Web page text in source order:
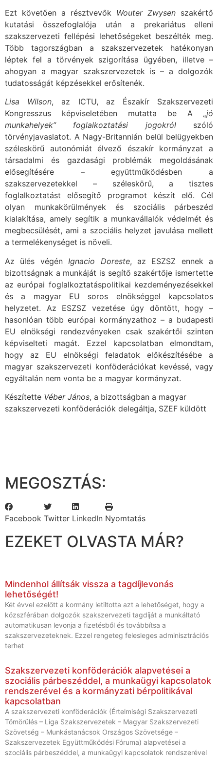
Ezt követően a résztvevők Wouter Zwysen szakértő
kutatási összefoglalója után a prekariátus elleni
szakszervezeti fellépési lehetőségeket beszélték meg.
Több tagországban a szakszervezetek hatékonyan
léptek fel a törvények szigorítása ügyében, illetve –
ahogyan a magyar szakszervezetek is – a dolgozók
tudatosságát képzésekkel erősítenék.
Lisa Wilson, az ICTU, az Északír Szakszervezeti
Kongresszus képviseletében mutatta be A „jó
munkahelyek” foglalkoztatási jogokrólszóló
törvényjavaslatot. A Nagy-Britannián belül belügyekben
széleskörű autonómiát élvező északír kormányzat a
társadalmi és gazdasági problémák megoldásának
elősegítésére – együttműködésben a
szakszervezetekkel – széleskörű, a tisztes
foglalkoztatást elősegítő programot készít elő. Cél
olyan munkakörülmények és szociális párbeszéd
kialakítása, amely segítik a munkavállalók védelmét és
megbecsülését, ami a szociális helyzet javulása mellett
a termelékenységet is növeli.
Az ülés végén Ignacio Doreste, az ESZSZ ennek a
bizottságnak a munkáját is segítő szakértője ismertette
az európai foglalkoztatáspolitikai kezdeményezésekkel
és a magyar EU soros elnökséggel kapcsolatos
helyzetet. Az ESZSZ vezetése úgy döntött, hogy –
hasonlóan több európai kormányzathoz – a budapesti
EU elnökségi rendezvényeken csak szakértői szinten
képviselteti magát. Ezzel kapcsolatban elmondtam,
hogy az EU elnökségi feladatok előkészítésébe a
magyar szakszervezeti konföderációkat kevéssé, vagy
egyáltalán nem vonta be a magyar kormányzat.
Készítette Véber János, a bizottságban a magyar
szakszervezeti konföderációk delegáltja, SZEF küldött
MEGOSZTÁS:
Facebook Twitter LinkedIn Nyomtatás
EZEKET OLVASTA MÁR?
Mindenhol állítsák vissza a tagdíjlevonás
lehetőségét!
Két évvel ezelőtt a kormány letiltotta azt a lehetőséget, hogy a
közszférában dolgozók szakszervezeti tagdíját a munkáltató
automatikusan levonja a fizetésből és továbbítsa a
szakszervezeteknek. Ezzel rengeteg felesleges adminisztrációs
terhet
Szakszervezeti konföderációk alapvetései a
szociális párbeszéddel, a munkaügyi kapcsolatok
rendszerével és a kormányzati bérpolitikával
kapcsolatban
A szakszervezeti konföderációk (Értelmiségi Szakszervezeti
Tömörülés – Liga Szakszervezetek – Magyar Szakszervezeti
Szövetség – Munkástanácsok Országos Szövetsége –
Szakszervezetek Együttműködési Fóruma) alapvetései a
szociális párbeszéddel, a munkaügyi kapcsolatok rendszerével